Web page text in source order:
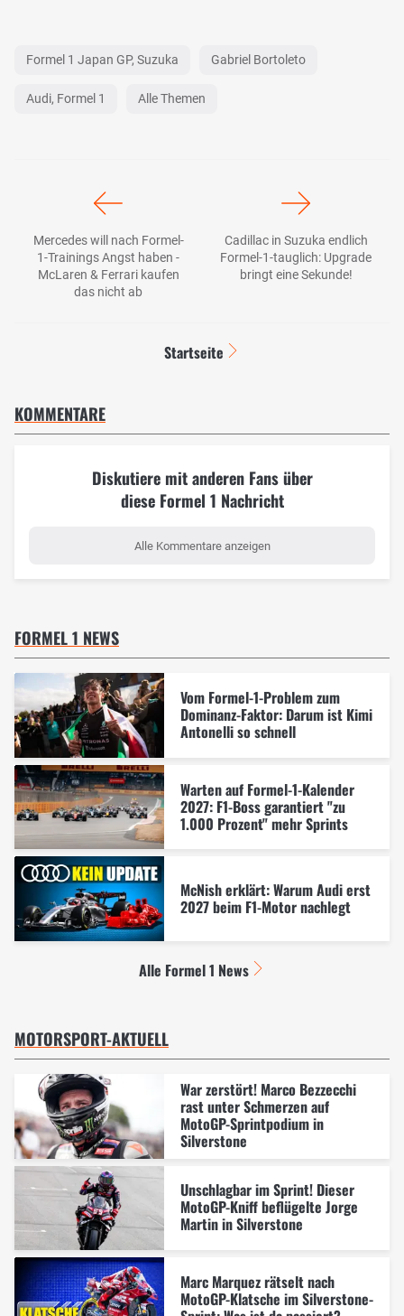
Formel 1 Japan GP, Suzuka Gabriel Bortoleto
Audi, Formel 1 Alle Themen
Mercedes will nach Formel-
1-Trainings Angst haben -
McLaren & Ferrari kaufen
das nicht ab
Cadillac in Suzuka endlich
Formel-1-tauglich: Upgrade
bringt eine Sekunde!
Startseite
KOMMENTARE
Diskutiere mit anderen Fans über
diese Formel 1 Nachricht
Alle Kommentare anzeigen
FORMEL 1 NEWS
Vom Formel-1-Problem zum
Dominanz-Faktor: Darum ist Kimi
Antonelli so schnell
Warten auf Formel-1-Kalender
2027: F1-Boss garantiert "zu
1.000 Prozent" mehr Sprints
McNish erklärt: Warum Audi erst
2027 beim F1-Motor nachlegt
Alle Formel 1 News
MOTORSPORT-AKTUELL
War zerstört! Marco Bezzecchi
rast unter Schmerzen auf
MotoGP-Sprintpodium in
Silverstone
Unschlagbar im Sprint! Dieser
MotoGP-Kniff beflügelte Jorge
Martin in Silverstone
Marc Marquez rätselt nach
MotoGP-Klatsche im Silverstone-